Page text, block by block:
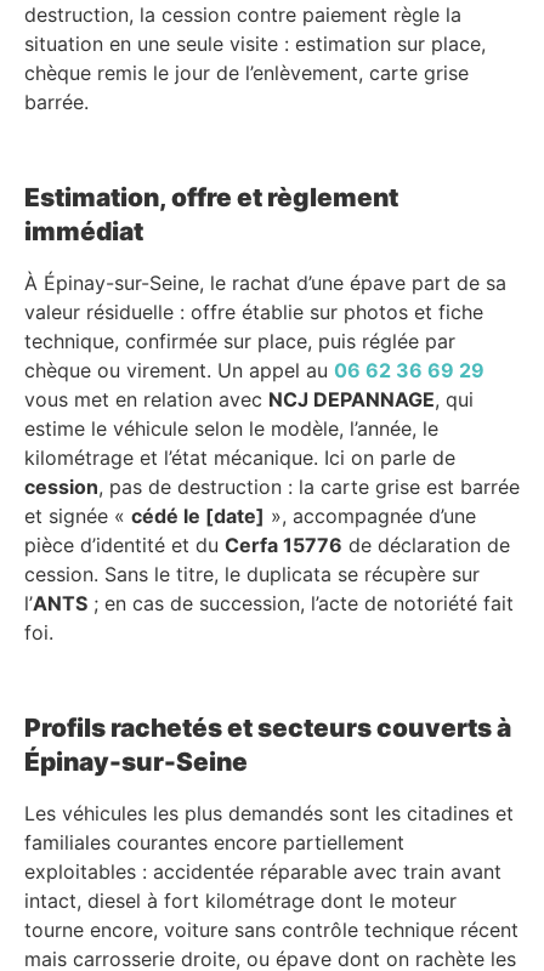
destruction, la cession contre paiement règle la
situation en une seule visite : estimation sur place,
chèque remis le jour de l’enlèvement, carte grise
barrée.
Estimation, offre et règlement
immédiat
À Épinay-sur-Seine, le rachat d’une épave part de sa
valeur résiduelle : offre établie sur photos et fiche
technique, confirmée sur place, puis réglée par
chèque ou virement. Un appel au 06 62 36 69 29
vous met en relation avec NCJ DEPANNAGE, qui
estime le véhicule selon le modèle, l’année, le
kilométrage et l’état mécanique. Ici on parle de
cession, pas de destruction : la carte grise est barrée
et signée « cédé le [date] », accompagnée d’une
pièce d’identité et du Cerfa 15776 de déclaration de
cession. Sans le titre, le duplicata se récupère sur
l’ANTS ; en cas de succession, l’acte de notoriété fait
foi.
Profils rachetés et secteurs couverts à
Épinay-sur-Seine
Les véhicules les plus demandés sont les citadines et
familiales courantes encore partiellement
exploitables : accidentée réparable avec train avant
intact, diesel à fort kilométrage dont le moteur
tourne encore, voiture sans contrôle technique récent
mais carrosserie droite, ou épave dont on rachète les